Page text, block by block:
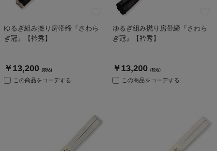
ゆるぎ組み撚り房帯締『さわら
ぎ冠』【衿秀】
￥13,200 (税込)
この商品をコーデする
ゆるぎ組み撚り房帯締『さわら
ぎ冠』【衿秀】
￥13,200 (税込)
この商品をコーデする